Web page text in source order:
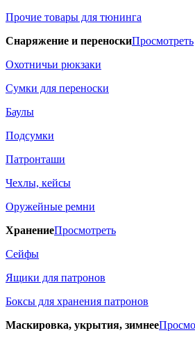
Прочие товары для тюнинга
Снаряжение и переноскиПросмотреть
Охотничьи рюкзаки
Сумки для переноски
Баулы
Подсумки
Патронташи
Чехлы, кейсы
Оружейные ремни
ХранениеПросмотреть
Сейфы
Ящики для патронов
Боксы для хранения патронов
Маскировка, укрытия, зимнее